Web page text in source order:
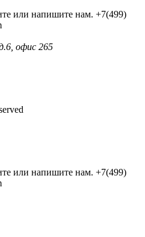
или напишите нам. +7(499)
офис 265
или напишите нам. +7(499)